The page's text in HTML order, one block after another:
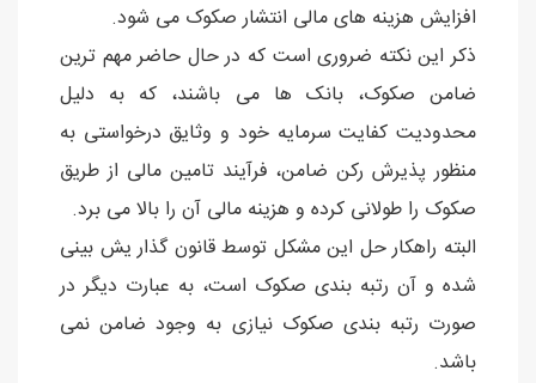
افزایش هزینه های مالی انتشار صکوک می شود.
ذکر این نکته ضروری است که در حال حاضر مهم ترین
ضامن صکوک، بانک ها می باشند، که به دلیل
محدودیت کفایت سرمایه خود و وثایق درخواستی به
منظور پذیرش رکن ضامن، فرآیند تامین مالی از طریق
صکوک را طولانی کرده و هزینه مالی آن را بالا می برد.
البته راهکار حل این مشکل توسط قانون گذار یش بینی
شده و آن رتبه بندی صکوک است، به عبارت دیگر در
صورت رتبه بندی صکوک نیازی به وجود ضامن نمی
باشد.